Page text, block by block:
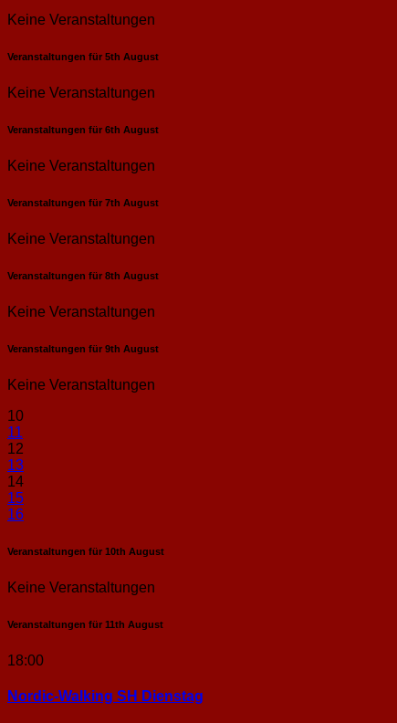
Keine Veranstaltungen
Veranstaltungen für 5th August
Keine Veranstaltungen
Veranstaltungen für 6th August
Keine Veranstaltungen
Veranstaltungen für 7th August
Keine Veranstaltungen
Veranstaltungen für 8th August
Keine Veranstaltungen
Veranstaltungen für 9th August
Keine Veranstaltungen
10
11
12
13
14
15
16
Veranstaltungen für 10th August
Keine Veranstaltungen
Veranstaltungen für 11th August
18:00
Nordic-Walking SH Dienstag